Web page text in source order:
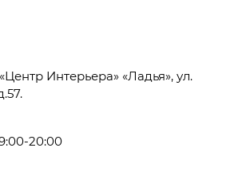
Интерьера» «Ладья», ул.
20:00